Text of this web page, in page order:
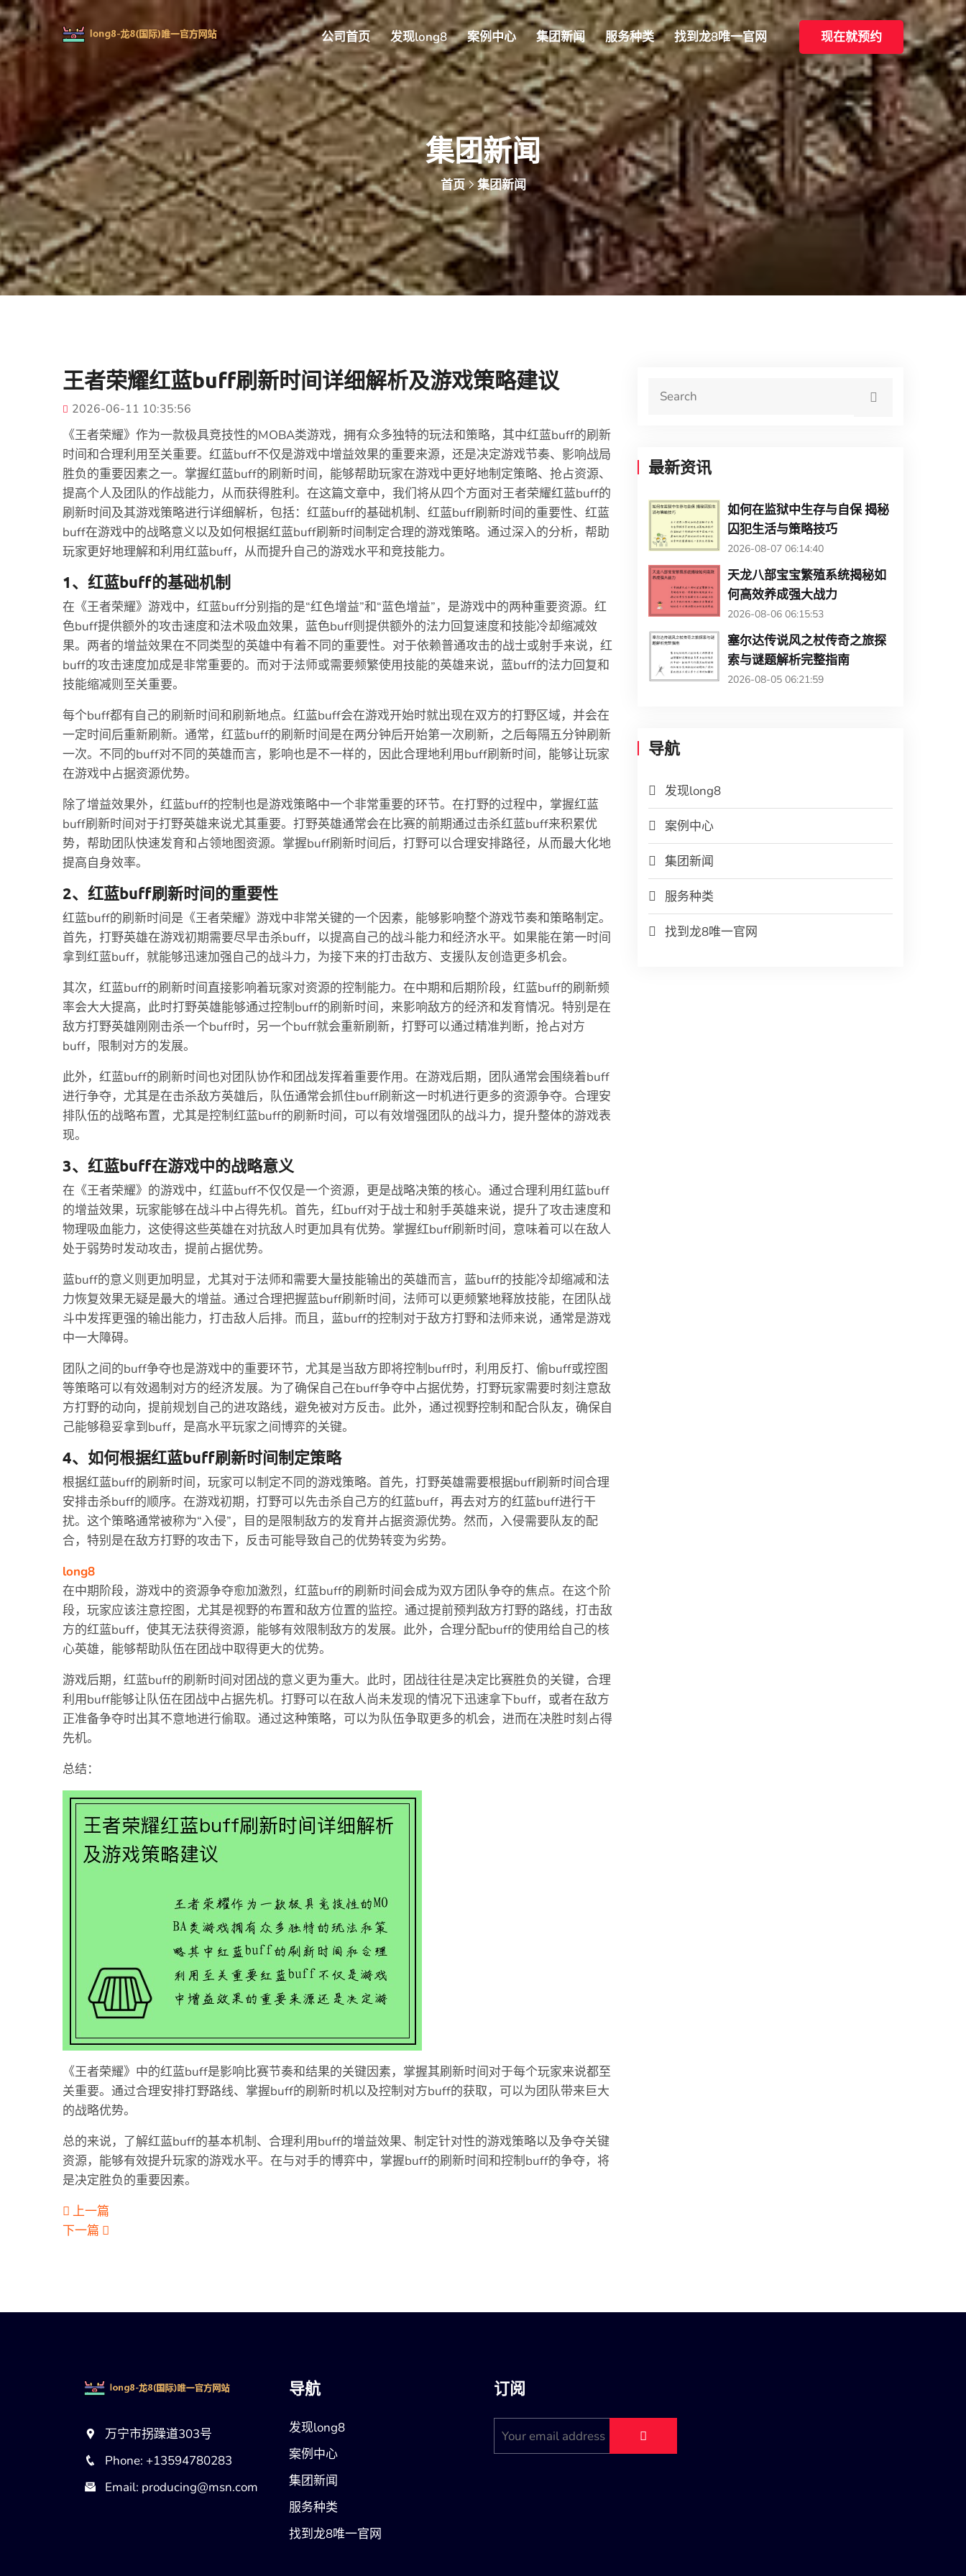
公司首页 发现long8 案例中心 集团新闻 服务种类 找到龙8唯一官网 现在就预约
集团新闻
首页 集团新闻
王者荣耀红蓝buff刷新时间详细解析及游戏策略建议
2026-06-11 10:35:56
《王者荣耀》作为一款极具竞技性的MOBA类游戏，拥有众多独特的玩法和策略，其中红蓝buff的刷新
时间和合理利用至关重要。红蓝buff不仅是游戏中增益效果的重要来源，还是决定游戏节奏、影响战局
胜负的重要因素之一。掌握红蓝buff的刷新时间，能够帮助玩家在游戏中更好地制定策略、抢占资源、
提高个人及团队的作战能力，从而获得胜利。在这篇文章中，我们将从四个方面对王者荣耀红蓝buff的
刷新时间及其游戏策略进行详细解析，包括：红蓝buff的基础机制、红蓝buff刷新时间的重要性、红蓝
buff在游戏中的战略意义以及如何根据红蓝buff刷新时间制定合理的游戏策略。通过深入的分析，帮助
玩家更好地理解和利用红蓝buff，从而提升自己的游戏水平和竞技能力。
1、红蓝buff的基础机制
在《王者荣耀》游戏中，红蓝buff分别指的是“红色增益”和“蓝色增益”，是游戏中的两种重要资源。红
色buff提供额外的攻击速度和法术吸血效果，蓝色buff则提供额外的法力回复速度和技能冷却缩减效
果。两者的增益效果在不同类型的英雄中有着不同的重要性。对于依赖普通攻击的战士或射手来说，红
buff的攻击速度加成是非常重要的。而对于法师或需要频繁使用技能的英雄来说，蓝buff的法力回复和
技能缩减则至关重要。
每个buff都有自己的刷新时间和刷新地点。红蓝buff会在游戏开始时就出现在双方的打野区域，并会在
一定时间后重新刷新。通常，红蓝buff的刷新时间是在两分钟后开始第一次刷新，之后每隔五分钟刷新
一次。不同的buff对不同的英雄而言，影响也是不一样的，因此合理地利用buff刷新时间，能够让玩家
在游戏中占据资源优势。
除了增益效果外，红蓝buff的控制也是游戏策略中一个非常重要的环节。在打野的过程中，掌握红蓝
buff刷新时间对于打野英雄来说尤其重要。打野英雄通常会在比赛的前期通过击杀红蓝buff来积累优
势，帮助团队快速发育和占领地图资源。掌握buff刷新时间后，打野可以合理安排路径，从而最大化地
提高自身效率。
2、红蓝buff刷新时间的重要性
红蓝buff的刷新时间是《王者荣耀》游戏中非常关键的一个因素，能够影响整个游戏节奏和策略制定。
首先，打野英雄在游戏初期需要尽早击杀buff，以提高自己的战斗能力和经济水平。如果能在第一时间
拿到红蓝buff，就能够迅速加强自己的战斗力，为接下来的打击敌方、支援队友创造更多机会。
其次，红蓝buff的刷新时间直接影响着玩家对资源的控制能力。在中期和后期阶段，红蓝buff的刷新频
率会大大提高，此时打野英雄能够通过控制buff的刷新时间，来影响敌方的经济和发育情况。特别是在
敌方打野英雄刚刚击杀一个buff时，另一个buff就会重新刷新，打野可以通过精准判断，抢占对方
buff，限制对方的发展。
此外，红蓝buff的刷新时间也对团队协作和团战发挥着重要作用。在游戏后期，团队通常会围绕着buff
进行争夺，尤其是在击杀敌方英雄后，队伍通常会抓住buff刷新这一时机进行更多的资源争夺。合理安
排队伍的战略布置，尤其是控制红蓝buff的刷新时间，可以有效增强团队的战斗力，提升整体的游戏表
现。
3、红蓝buff在游戏中的战略意义
在《王者荣耀》的游戏中，红蓝buff不仅仅是一个资源，更是战略决策的核心。通过合理利用红蓝buff
的增益效果，玩家能够在战斗中占得先机。首先，红buff对于战士和射手英雄来说，提升了攻击速度和
物理吸血能力，这使得这些英雄在对抗敌人时更加具有优势。掌握红buff刷新时间，意味着可以在敌人
处于弱势时发动攻击，提前占据优势。
蓝buff的意义则更加明显，尤其对于法师和需要大量技能输出的英雄而言，蓝buff的技能冷却缩减和法
力恢复效果无疑是最大的增益。通过合理把握蓝buff刷新时间，法师可以更频繁地释放技能，在团队战
斗中发挥更强的输出能力，打击敌人后排。而且，蓝buff的控制对于敌方打野和法师来说，通常是游戏
中一大障碍。
团队之间的buff争夺也是游戏中的重要环节，尤其是当敌方即将控制buff时，利用反打、偷buff或控图
等策略可以有效遏制对方的经济发展。为了确保自己在buff争夺中占据优势，打野玩家需要时刻注意敌
方打野的动向，提前规划自己的进攻路线，避免被对方反击。此外，通过视野控制和配合队友，确保自
己能够稳妥拿到buff，是高水平玩家之间博弈的关键。
4、如何根据红蓝buff刷新时间制定策略
根据红蓝buff的刷新时间，玩家可以制定不同的游戏策略。首先，打野英雄需要根据buff刷新时间合理
安排击杀buff的顺序。在游戏初期，打野可以先击杀自己方的红蓝buff，再去对方的红蓝buff进行干
扰。这个策略通常被称为“入侵”，目的是限制敌方的发育并占据资源优势。然而，入侵需要队友的配
合，特别是在敌方打野的攻击下，反击可能导致自己的优势转变为劣势。
long8
在中期阶段，游戏中的资源争夺愈加激烈，红蓝buff的刷新时间会成为双方团队争夺的焦点。在这个阶
段，玩家应该注意控图，尤其是视野的布置和敌方位置的监控。通过提前预判敌方打野的路线，打击敌
方的红蓝buff，使其无法获得资源，能够有效限制敌方的发展。此外，合理分配buff的使用给自己的核
心英雄，能够帮助队伍在团战中取得更大的优势。
游戏后期，红蓝buff的刷新时间对团战的意义更为重大。此时，团战往往是决定比赛胜负的关键，合理
利用buff能够让队伍在团战中占据先机。打野可以在敌人尚未发现的情况下迅速拿下buff，或者在敌方
正准备争夺时出其不意地进行偷取。通过这种策略，可以为队伍争取更多的机会，进而在决胜时刻占得
先机。
总结：
《王者荣耀》中的红蓝buff是影响比赛节奏和结果的关键因素，掌握其刷新时间对于每个玩家来说都至
关重要。通过合理安排打野路线、掌握buff的刷新时机以及控制对方buff的获取，可以为团队带来巨大
的战略优势。
总的来说，了解红蓝buff的基本机制、合理利用buff的增益效果、制定针对性的游戏策略以及争夺关键
资源，能够有效提升玩家的游戏水平。在与对手的博弈中，掌握buff的刷新时间和控制buff的争夺，将
是决定胜负的重要因素。
上一篇
下一篇
最新资讯
如何在监狱中生存与自保 揭秘
囚犯生活与策略技巧
2026-08-07 06:14:40
天龙八部宝宝繁殖系统揭秘如
何高效养成强大战力
2026-08-06 06:15:53
塞尔达传说风之杖传奇之旅探
索与谜题解析完整指南
2026-08-05 06:21:59
导航
发现long8
案例中心
集团新闻
服务种类
找到龙8唯一官网
万宁市拐躁道303号
Phone: +13594780283
Email: producing@msn.com
导航
发现long8
案例中心
集团新闻
服务种类
找到龙8唯一官网
订阅